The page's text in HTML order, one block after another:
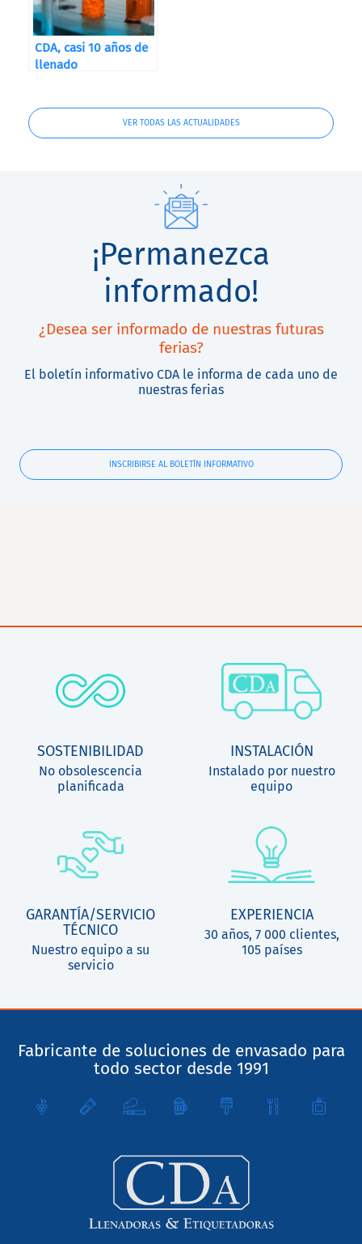
CDA, casi 10 años de
llenado
VER TODAS LAS ACTUALIDADES
¡Permanezca
informado!
¿Desea ser informado de nuestras futuras
ferias?
El boletín informativo CDA le informa de cada uno de
nuestras ferias
INSCRIBIRSE AL BOLETÍN INFORMATIVO
SOSTENIBILIDAD
No obsolescencia
planificada
INSTALACIÓN
Instalado por nuestro
equipo
GARANTÍA/SERVICIO
TÉCNICO
Nuestro equipo a su
servicio
EXPERIENCIA
30 años, 7 000 clientes,
105 países
Fabricante de soluciones de envasado para
todo sector desde 1991